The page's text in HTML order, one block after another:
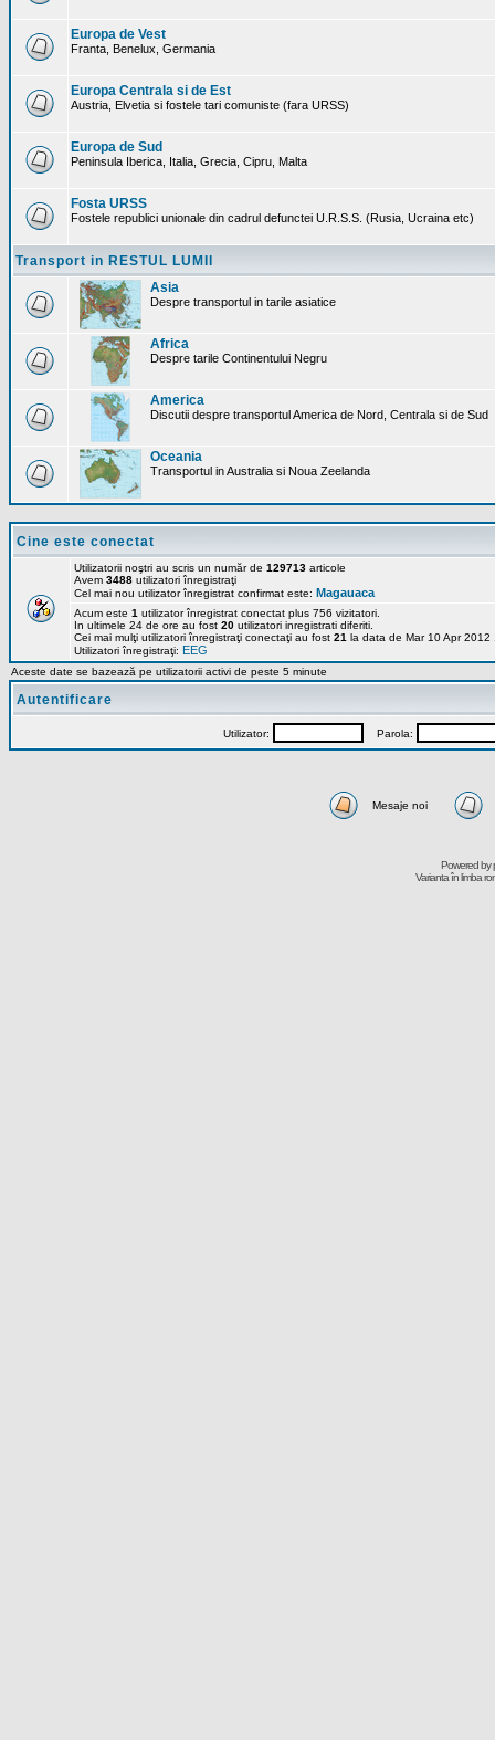
Europa de Vest
Franta, Benelux, Germania
Europa Centrala si de Est
Austria, Elvetia si fostele tari comuniste (fara URSS)
Europa de Sud
Peninsula Iberica, Italia, Grecia, Cipru, Malta
Fosta URSS
Fostele republici unionale din cadrul defunctei U.R.S.S. (Rusia, Ucraina etc)
Transport in RESTUL LUMII
Asia
Despre transportul in tarile asiatice
Africa
Despre tarile Continentului Negru
America
Discutii despre transportul America de Nord, Centrala si de Sud
Oceania
Transportul in Australia si Noua Zeelanda
Cine este conectat
Utilizatorii noştri au scris un număr de 129713 articole
Avem 3488 utilizatori înregistraţi
Cel mai nou utilizator înregistrat confirmat este: Magauaca
Acum este 1 utilizator înregistrat conectat plus 756 vizitatori.
In ultimele 24 de ore au fost 20 utilizatori inregistrati diferiti.
Cei mai mulţi utilizatori înregistraţi conectaţi au fost 21 la data de Mar 10 Apr 2012
Utilizatori înregistraţi: EEG
Aceste date se bazează pe utilizatorii activi de peste 5 minute
Autentificare
Utilizator: Parola:
Mesaje noi
Powered by
Varianta în limba